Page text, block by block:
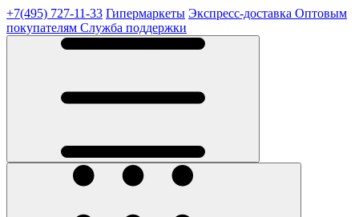
+7(495) 727-11-33 Гипермаркеты Экспресс-доставка Оптовым
покупателям Служба поддержки